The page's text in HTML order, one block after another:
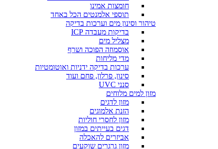
חומצות אמינו
תוספי אלמנטים הכל באחד
טיהור וסינון מים וערכות בדיקה
בדיקות מעבדה ICP
מצליל מים
אוסמוזה הפוכה ושרף
מדי מליחות
ערכות בדיקה ידניות ואוטומטיות
סינון, פרלון, פחם ועוד
סנני UVC
מזון למים מלוחים
מזון לדגים
הזנת אלמוגים
מזון לחסרי חוליות
דגים בעייתים במזון
אביזרים להאכלה
מזון גרגרים שוקעים